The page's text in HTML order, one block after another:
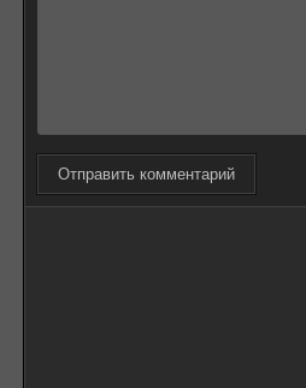
Отправить комментарий